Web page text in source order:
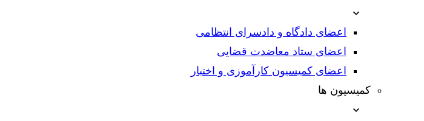
اعضای دادگاه و دادسرای انتظامی
اعضای ستاد معاضدت قضایی
اعضای کمیسیون کارآموزی و اختبار
کمیسیون ها